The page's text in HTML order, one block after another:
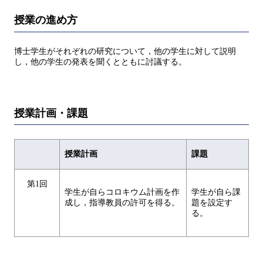
授業の進め方
博士学生がそれぞれの研究について，他の学生に対して説明
し，他の学生の発表を聞くとともに討議する。
授業計画・課題
授業計画 課題
第1回
学生が自らコロキウム計画を作
成し，指導教員の許可を得る。
学生が自ら課
題を設定す
る。